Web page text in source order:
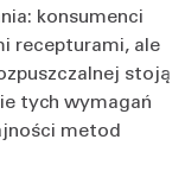
konsumenci
recepturami, ale
stoją
tych wymagań
metod